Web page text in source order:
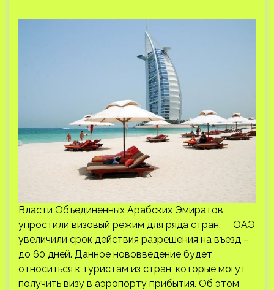
Власти Объединенных Арабских Эмиратов
упростили визовый режим для ряда стран. ОАЭ
увеличили срок действия разрешения на въезд –
до 60 дней. Данное нововведение будет
относиться к туристам из стран, которые могут
получить визу в аэропорту прибытия. Об этом